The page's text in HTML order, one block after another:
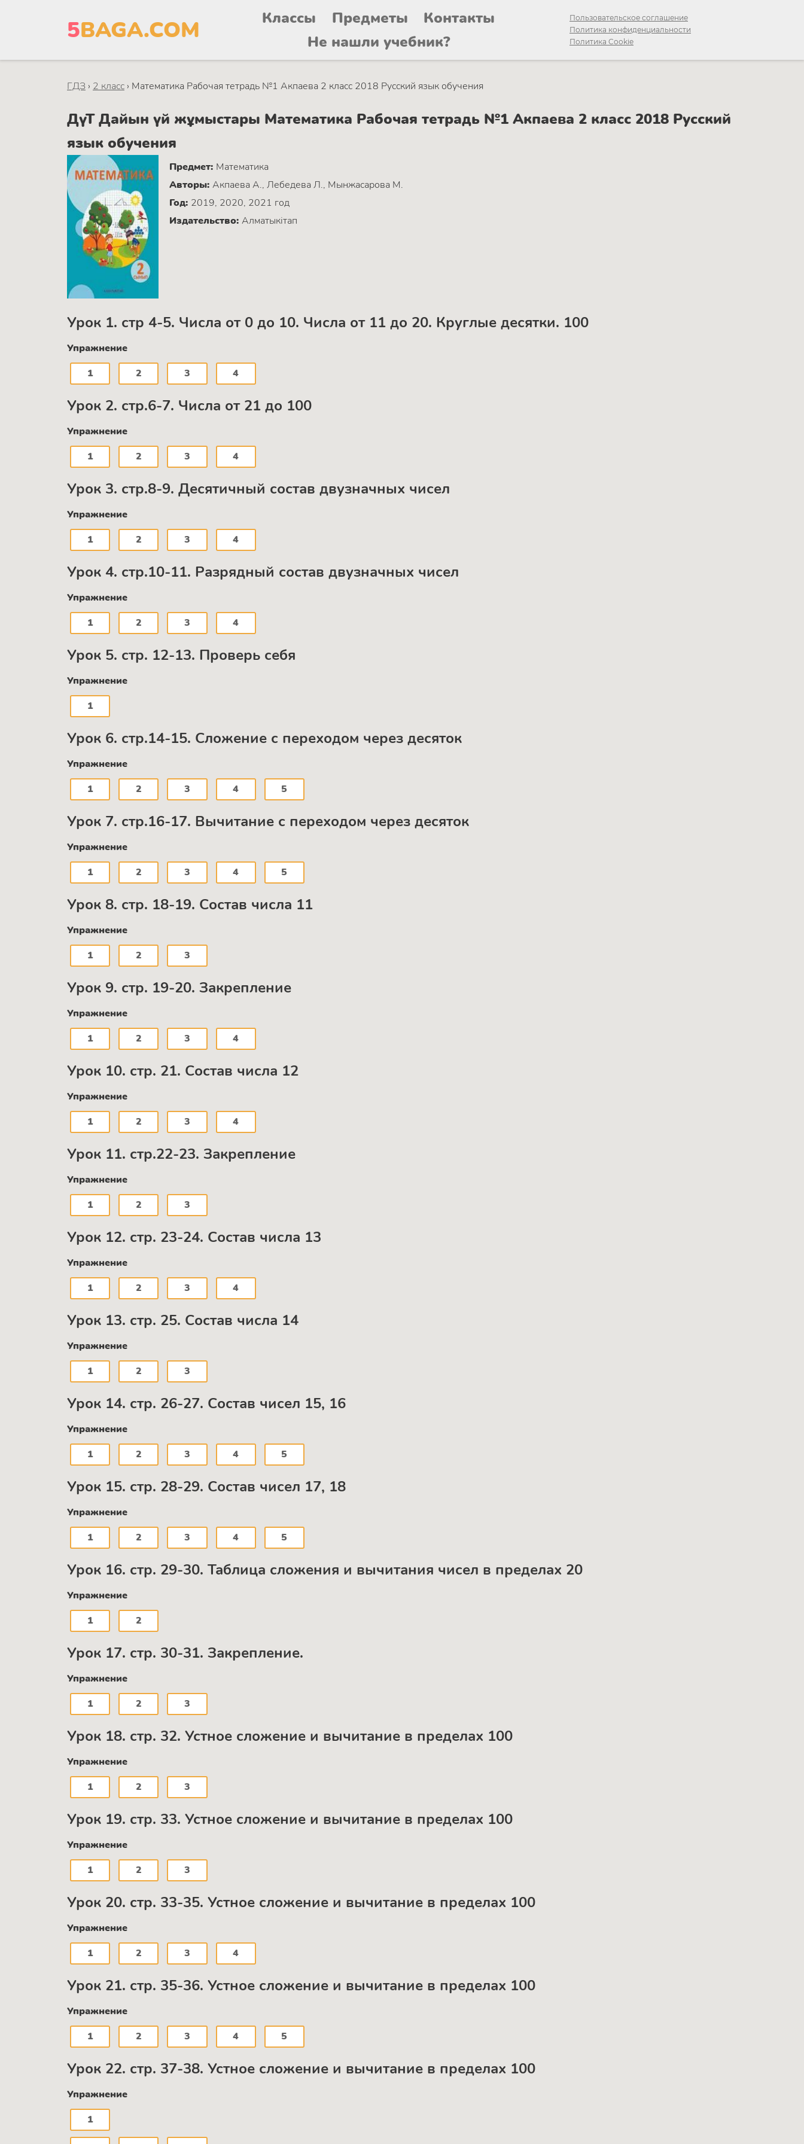
5BAGA.COM Классы Предметы
Контакты
Не нашли учебник?
Пользовательское соглашение
Политика конфиденциальности
Политика Cookie
ГДЗ › 2 класс › Математика Рабочая тетрадь №1 Акпаева 2 класс 2018 Русский язык обучения
ДүТ Дайын үй жұмыстары Математика Рабочая тетрадь №1 Акпаева 2 класс 2018 Русский
язык обучения
Предмет: Математика
Авторы: Акпаева А., Лебедева Л., Мынжасарова М.
Год: 2019, 2020, 2021 год
Издательство: Алматыкітап
Урок 1. стр 4-5. Числа от 0 до 10. Числа от 11 до 20. Круглые десятки. 100
Упражнение
1
2 3 4
Урок 2. стр.6-7. Числа от 21 до 100
Упражнение
1
2 3 4
Урок 3. стр.8-9. Десятичный состав двузначных чисел
Упражнение
1
2 3 4
Урок 4. стр.10-11. Разрядный состав двузначных чисел
Упражнение
1
2 3 4
Урок 5. стр. 12-13. Проверь себя
Упражнение
1
Урок 6. стр.14-15. Сложение с переходом через десяток
Упражнение
1
2 3 4 5
Урок 7. стр.16-17. Вычитание с переходом через десяток
Упражнение
1
2 3 4 5
Урок 8. стр. 18-19. Состав числа 11
Упражнение
1
2 3
Урок 9. стр. 19-20. Закрепление
Упражнение
1
2 3 4
Урок 10. стр. 21. Состав числа 12
Упражнение
1
2 3 4
Урок 11. стр.22-23. Закрепление
Упражнение
1
2 3
Урок 12. стр. 23-24. Состав числа 13
Упражнение
1
2 3 4
Урок 13. стр. 25. Состав числа 14
Упражнение
1
2 3
Урок 14. стр. 26-27. Состав чисел 15, 16
Упражнение
1
2 3 4 5
Урок 15. стр. 28-29. Состав чисел 17, 18
Упражнение
1
2 3 4 5
Урок 16. стр. 29-30. Таблица сложения и вычитания чисел в пределах 20
Упражнение
1
2
Урок 17. стр. 30-31. Закрепление.
Упражнение
1
2 3
Урок 18. стр. 32. Устное сложение и вычитание в пределах 100
Упражнение
1
2 3
Урок 19. стр. 33. Устное сложение и вычитание в пределах 100
Упражнение
1
2 3
Урок 20. стр. 33-35. Устное сложение и вычитание в пределах 100
Упражнение
1
2 3 4
Урок 21. стр. 35-36. Устное сложение и вычитание в пределах 100
Упражнение
1
2 3 4 5
Урок 22. стр. 37-38. Устное сложение и вычитание в пределах 100
Упражнение
1